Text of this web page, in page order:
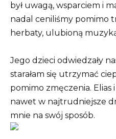
był uwagą, wsparciem i
nadal ceniliśmy pomimo
herbaty, ulubioną
Jego dzieci odwiedzały
starałam się utrzymać
pomimo zmęczenia. Elias
nawet w najtrudniejsze
mnie na swój sposób.